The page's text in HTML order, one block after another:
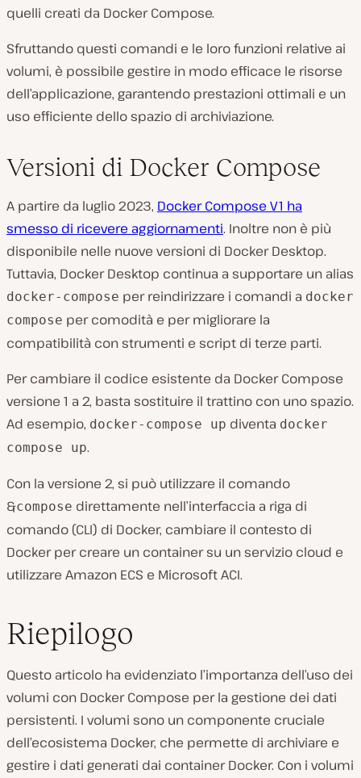
quelli creati da Docker Compose.
Sfruttando questi comandi e le loro funzioni relative ai
volumi, è possibile gestire in modo efficace le risorse
dell’applicazione, garantendo prestazioni ottimali e un
uso efficiente dello spazio di archiviazione.
Versioni di Docker Compose
A partire da luglio 2023, Docker Compose V1 ha
smesso di ricevere aggiornamenti. Inoltre non è più
disponibile nelle nuove versioni di Docker Desktop.
Tuttavia, Docker Desktop continua a supportare un alias
docker-compose per reindirizzare i comandi a docker
compose per comodità e per migliorare la
compatibilità con strumenti e script di terze parti.
Per cambiare il codice esistente da Docker Compose
versione 1 a 2, basta sostituire il trattino con uno spazio.
Ad esempio, docker-compose up diventa docker
compose up.
Con la versione 2, si può utilizzare il comando
&compose direttamente nell’interfaccia a riga di
comando (CLI) di Docker, cambiare il contesto di
Docker per creare un container su un servizio cloud e
utilizzare Amazon ECS e Microsoft ACI.
Riepilogo
Questo articolo ha evidenziato l’importanza dell’uso dei
volumi con Docker Compose per la gestione dei dati
persistenti. I volumi sono un componente cruciale
dell’ecosistema Docker, che permette di archiviare e
gestire i dati generati dai container Docker. Con i volumi